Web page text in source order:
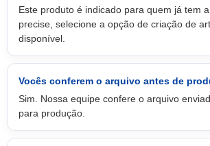
Este produto é indicado para quem já tem
precise, selecione a opção de criação de
disponível.
Vocês conferem o arquivo antes de
Sim. Nossa equipe confere o arquivo
para produção.